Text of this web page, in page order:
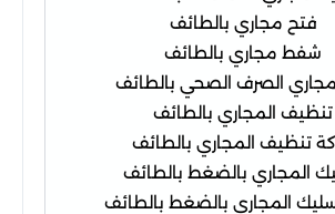
فتح مجاري بالطائف
شفط مجاري بالطائف
الصرف الصحي بالطائف
تنظيف المجاري بالطائف
تنظيف المجاري بالطائف
المجاري بالضغط بالطائف
المجاري بالضغط بالطائف